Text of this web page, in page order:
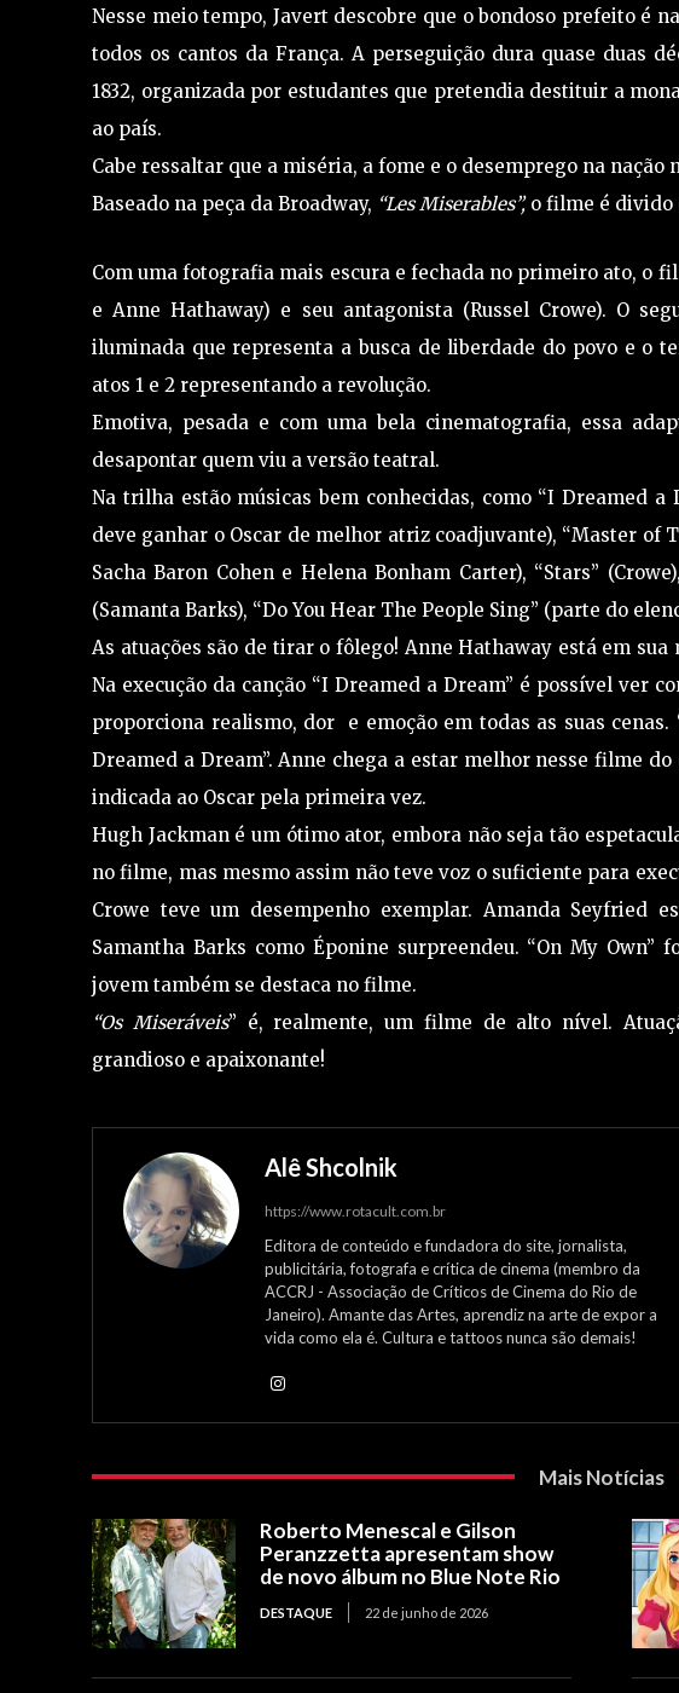
Nesse meio tempo, Javert descobre que o bondoso prefeito é
todos os cantos da França. A perseguição dura quase duas
1832, organizada por estudantes que pretendia destituir a
ao país.
Cabe ressaltar que a miséria, a fome e o desemprego na
Baseado na peça da Broadway, “Les Miserables”,o filme é divido
Com uma fotografia mais escura e fechada no primeiro ato, o
e Anne Hathaway) e seu antagonista (Russel Crowe). O
iluminada que representa a busca de liberdade do povo e o
atos 1 e 2 representando a revolução.
Emotiva, pesada e com uma bela cinematografia, essa
desapontar quem viu a versão teatral.
Na trilha estão músicas bem conhecidas, como “I Dreamed
deve ganhar o Oscar de melhor atriz coadjuvante), “Master of
Sacha Baron Cohen e Helena Bonham Carter), “Stars”
(Samanta Barks), “Do You Hear The People Sing” (parte do
As atuações são de tirar o fôlego! Anne Hathaway está em
Na execução da canção “I Dreamed a Dream” é possível ver
proporciona realismo, dor e emoção em todas as suas cenas.
Dreamed a Dream”. Anne chega a estar melhor nesse filme do
indicada ao Oscar pela primeira vez.
Hugh Jackman é um ótimo ator, embora não seja tão
no filme, mas mesmo assim não teve voz o suficiente para
Crowe teve um desempenho exemplar. Amanda Seyfried
Samantha Barks como Éponine surpreendeu. “On My
jovem também se destaca no filme.
“Os Miseráveis” é, realmente, um filme de alto nível.
grandioso e apaixonante!
Alê Shcolnik
https://www.rotacult.com.br
Editora de conteúdo e fundadora do site, jornalista,
publicitária, fotografa e crítica de cinema (membro da
ACCRJ - Associação de Críticos de Cinema do Rio de
Janeiro). Amante das Artes, aprendiz na arte de expor a
vida como ela é. Cultura e tattoos nunca são demais!
Mais Notícias
Roberto Menescal e Gilson
Peranzzetta apresentam show
de novo álbum no Blue Note Rio
DESTAQUE 22 de junho de 2026